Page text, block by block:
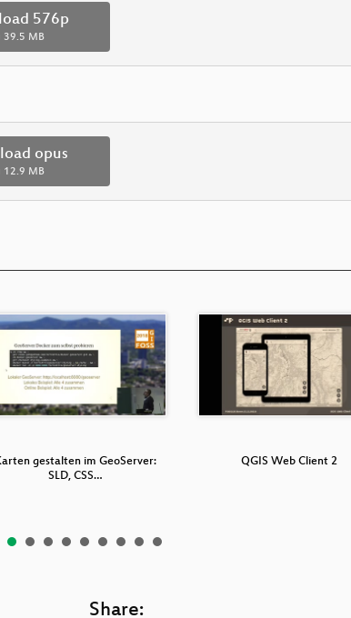
576p
39.5 MB
opus
12.9 MB
gestalten im GeoServer:
SLD, CSS…
QGIS Web Client 2
Share: